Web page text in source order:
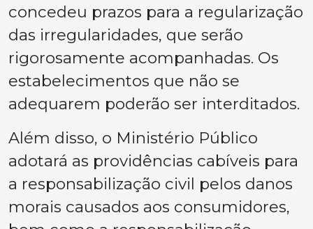
concedeu prazos para a regularização
das irregularidades, que serão
rigorosamente acompanhadas. Os
estabelecimentos que não se
adequarem poderão ser interditados.
Além disso, o Ministério Público
adotará as providências cabíveis para
a responsabilização civil pelos danos
morais causados aos consumidores,